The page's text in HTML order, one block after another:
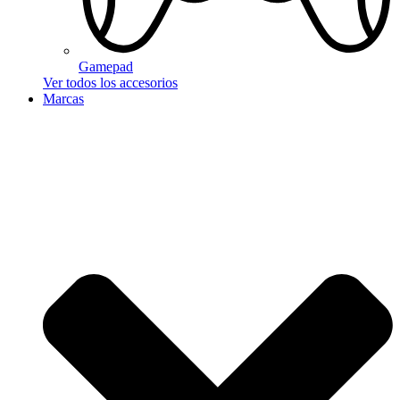
Gamepad
Ver todos los accesorios
Marcas